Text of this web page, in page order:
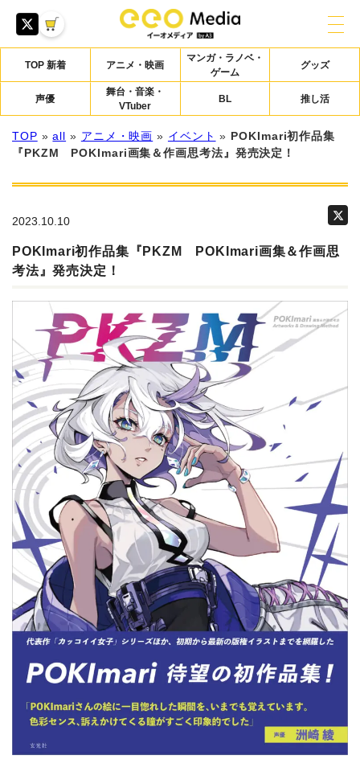
TOP 新着 アニメ・映画
マンガ・ラノベ・
ゲーム
グッズ
声優
舞台・音楽・
VTuber
BL 推し活
TOP »all » アニメ・映画 » イベント » POKImari初作品集
『PKZM POKImari画集＆作画思考法』発売決定！
2023.10.10
POKImari初作品集『PKZM POKImari画集＆作画思
考法』発売決定！